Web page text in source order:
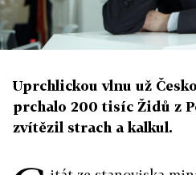
Uprchlickou vlnu už
prchalo 200 tisíc Židů z
zvítězil strach a kalkul.